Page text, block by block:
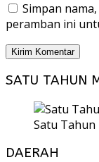
Simpan
peramban ini
SATU TAHUN
Satu Tahun
DAERAH